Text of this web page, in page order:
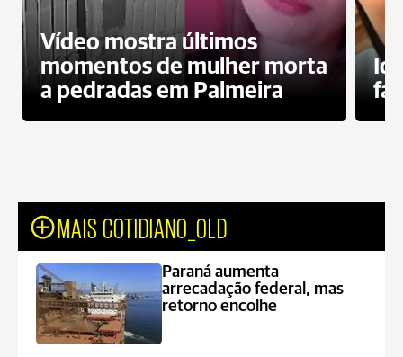
Vídeo mostra últimos
momentos de mulher morta
a pedradas em Palmeira
MAIS COTIDIANO_OLD
Paraná aumenta
arrecadação federal, mas
retorno encolhe